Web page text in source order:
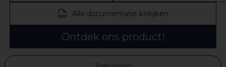
Alle documentatie bekijken
Ontdek ons product!